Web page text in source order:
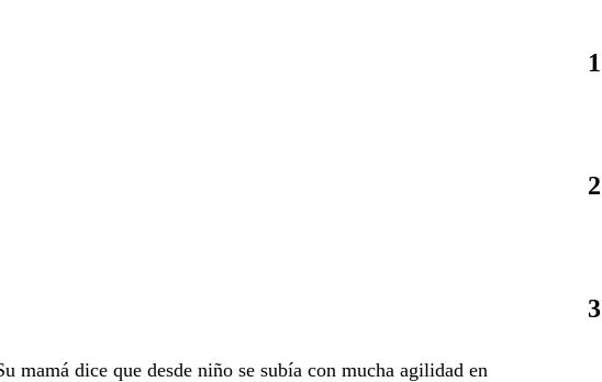
mamá dice que desde niño se subía con mucha agilidad en